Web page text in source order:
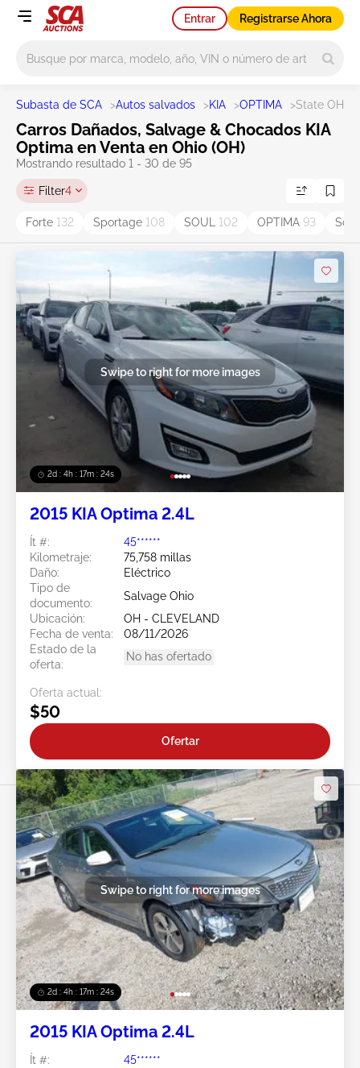
Entrar Registrarse Ahora
Subasta de SCA >Autos salvados >KIA >OPTIMA >State OH
Carros Dañados, Salvage & Chocados KIA
Optima en Venta en Ohio (OH)
Mostrando resultado 1 - 30 de 95
Filter4
Forte 132 Sportage 108 SOUL 102 OPTIMA 93
2d : 4h : 17m : 21s
Swipe to right for more images
2015 KIA Optima 2.4L
Ít #:
45******
Kilometraje:
75,758 millas
Daño:
Eléctrico
Tipo de
documento:
Salvage Ohio
Ubicación:
OH - CLEVELAND
Fecha de venta:
08/11/2026
Estado de la
oferta:
No has ofertado
Oferta actual:
$50
Ofertar
2d : 4h : 17m : 21s
Swipe to right for more images
2015 KIA Optima 2.4L
Ít #:
45******